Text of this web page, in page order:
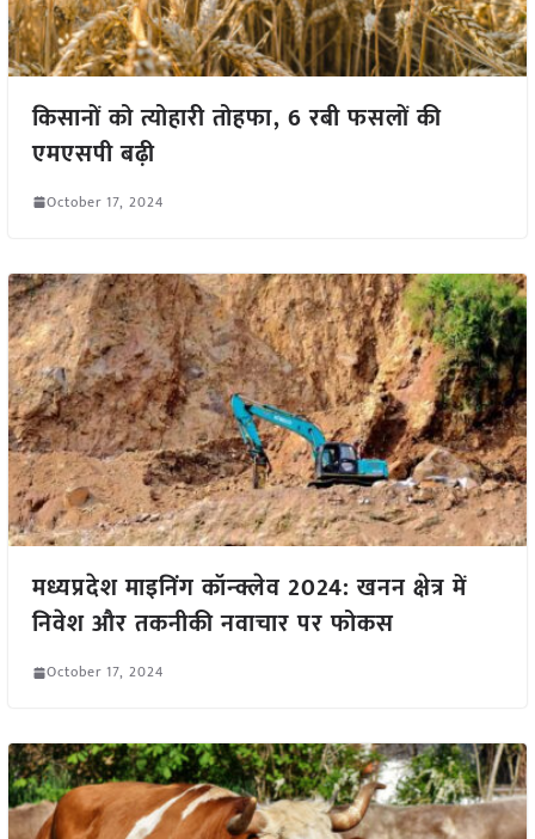
किसानों को त्योहारी तोहफा, 6 रबी फसलों की
एमएसपी बढ़ी
October 17, 2024
मध्यप्रदेश माइनिंग कॉन्क्लेव 2024: खनन क्षेत्र में
निवेश और तकनीकी नवाचार पर फोकस
October 17, 2024